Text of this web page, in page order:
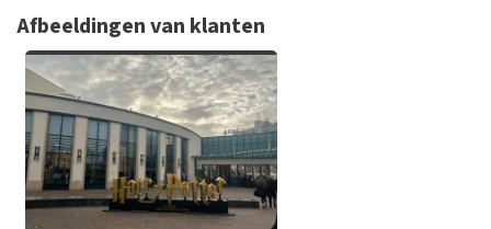
niet mogelijk om een review achter te laten als je geen
tickets hebt aangeschaft bij TopTicketShop. Reviews met
grof taalgebruik en/of onwaarheden worden niet geplaatst.
Het kan enkele weken duren voordat een review wordt
geplaatst.
Afbeeldingen van klanten